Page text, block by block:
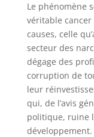
Le phénomène
véritable
causes, celle
secteur des
dégage des
corruption de
leur
qui, de l’avis
politique, ruine